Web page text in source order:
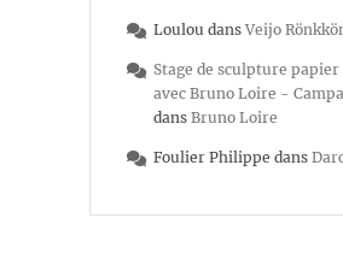
Loulou dans Veijo
Stage de sculpture
avec Bruno Loire -
dans Bruno Loire
Foulier Philippe dans